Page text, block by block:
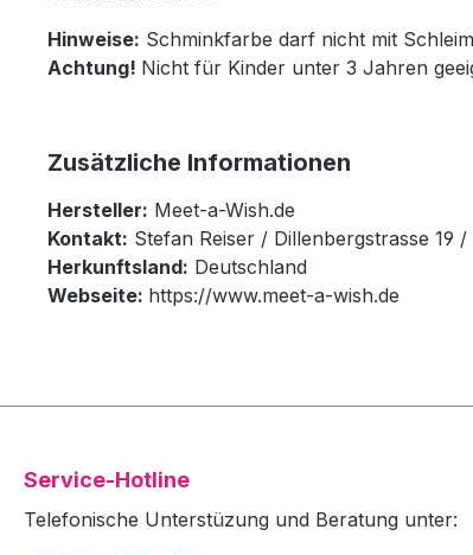
Hinweise: Schminkfarbe darf nicht mit
Achtung! Nicht für Kinder unter 3 Jahren
Zusätzliche Informationen
Hersteller: Meet-a-Wish.de
Kontakt: Stefan Reiser / Dillenbergstrasse 19
Herkunftsland: Deutschland
Webseite: https://www.meet-a-wish.de
Service-Hotline
Telefonische Unterstüzung und Beratung unter: